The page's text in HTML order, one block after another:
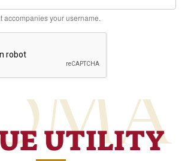
accompanies your username.
UTILITY